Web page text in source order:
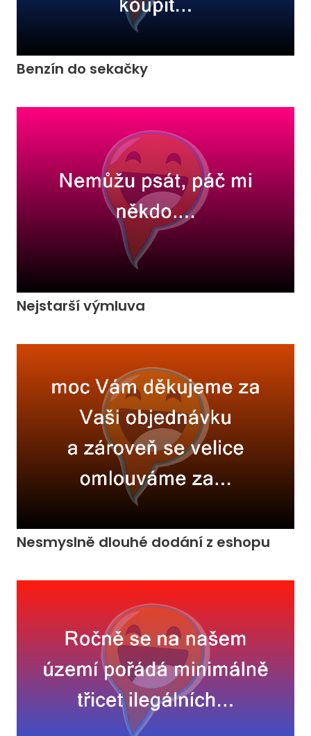
Benzín do sekačky
Nejstarší výmluva
Nesmyslně dlouhé dodání z eshopu